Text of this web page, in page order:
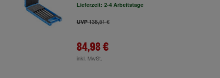
Lieferzeit: 2-4 Arbeitstage
UVP138,51 €
84,98 €
inkl. MwSt.